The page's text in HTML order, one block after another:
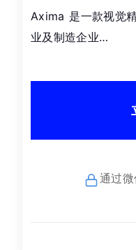
Axima 是一款视觉
业及制造企业…
通过